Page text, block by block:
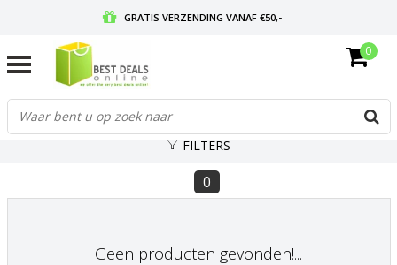
GRATIS VERZENDING VANAF €50,-
GRATIS RETOURNEREN EN 30 DAGEN BEDENKTIJD
0
FILTERS
0
Geen producten gevonden!...